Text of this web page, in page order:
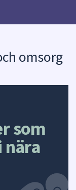
omsorg
som
nära